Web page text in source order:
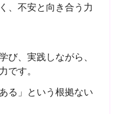
、不安と向き合う力
び、実践しながら、
です。
る」という根拠ない